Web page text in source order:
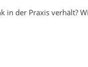
in der Praxis verhält?